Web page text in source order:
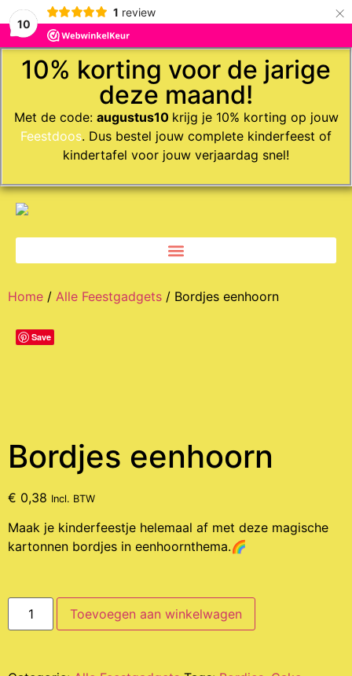
10
1 review ×
10% korting voor de jarige
deze maand!
Met de code: augustus10 krijg je 10% korting op jouw
Feestdoos. Dus bestel jouw complete kinderfeest of
kindertafel voor jouw verjaardag snel!
Home / Alle Feestgadgets / Bordjes eenhoorn
Save
Bordjes eenhoorn
€ 0,38 Incl. BTW
Maak je kinderfeestje helemaal af met deze magische
kartonnen bordjes in eenhoornthema.🌈
Toevoegen aan winkelwagen